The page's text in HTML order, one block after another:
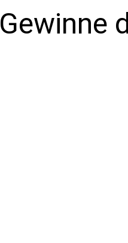
Gewinne